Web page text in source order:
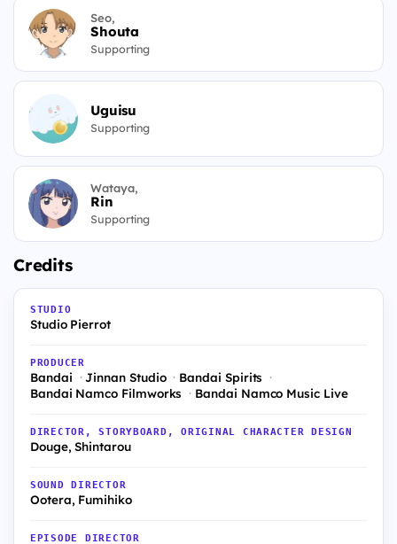
Seo,
Shouta
Supporting
Uguisu
Supporting
Wataya,
Rin
Supporting
Credits
STUDIO
Studio Pierrot
PRODUCER
Bandai Jinnan Studio
Bandai Spirits
Bandai Namco Filmworks
Bandai Namco Music Live
DIRECTOR, STORYBOARD, ORIGINAL CHARACTER DESIGN
Douge, Shintarou
SOUND DIRECTOR
Ootera, Fumihiko
EPISODE DIRECTOR